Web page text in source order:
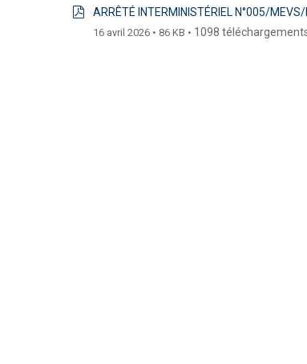
ARRÊTÉ INTERMINISTÉRIEL N°005/
16 avril 2026 86 KB 1098